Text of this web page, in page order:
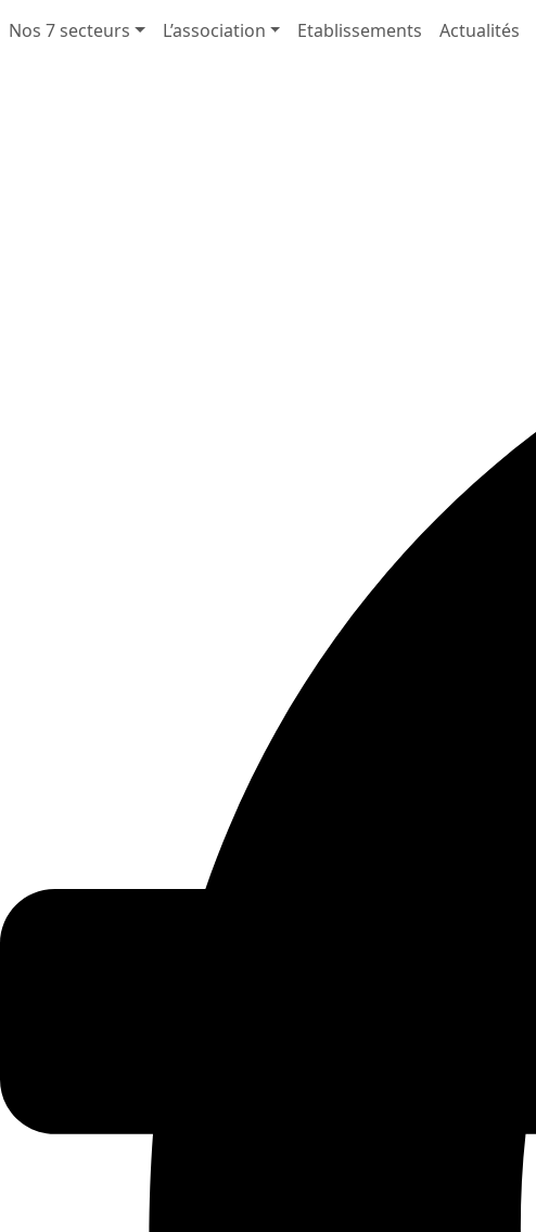
Nos 7 secteurs L’association Etablissements Actualités